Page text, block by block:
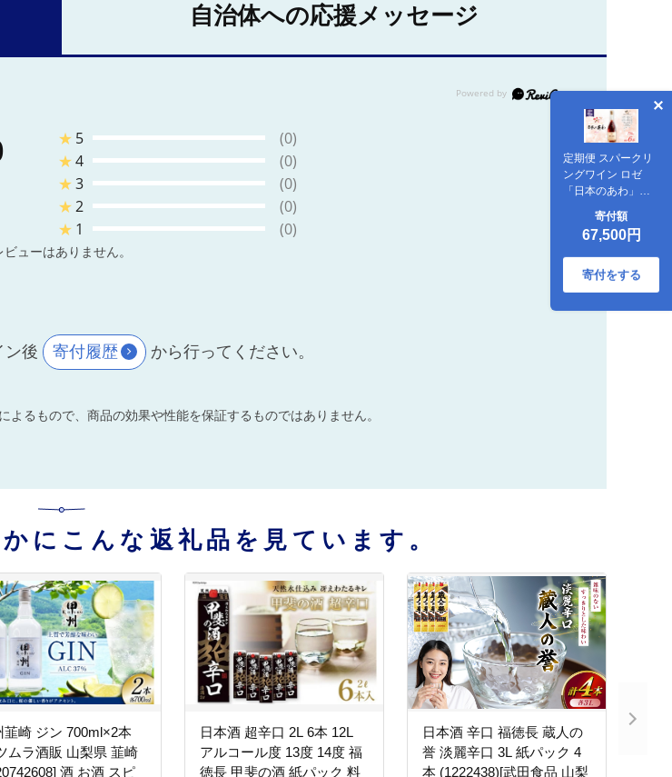
定期便 スパークリ
ングワイン ロゼ
「日本のあわ」
720ml×6回 [シャト
ー・メルシャン 勝
沼ワイナリー 山梨
県 韮崎市
20743479] ワイン
酒 お酒
寄付額
67,500円
寄付をする
自治体への応援メッセージ
★ 5
(0)
★4
(0)
★3
(0)
★2
(0)
★ 1 (0)
ビューはありません。
ン後 寄付履歴 から行ってください。
るもので、商品の効果や性能を保証するものではありません。
にこんな返礼品を見ています。
韮崎 ジン 700ml×2本
ムラ酒販 山梨県 韮崎
酒 お酒 スピ
日本酒 超辛口 2L 6本 12L
アルコール度 13度 14度 福
徳長 甲斐の酒 紙パック 料
日本酒 辛口 福徳長 蔵人の
誉 淡麗辛口 3L 紙パック 4
本 (1222438)[武田食品 山梨